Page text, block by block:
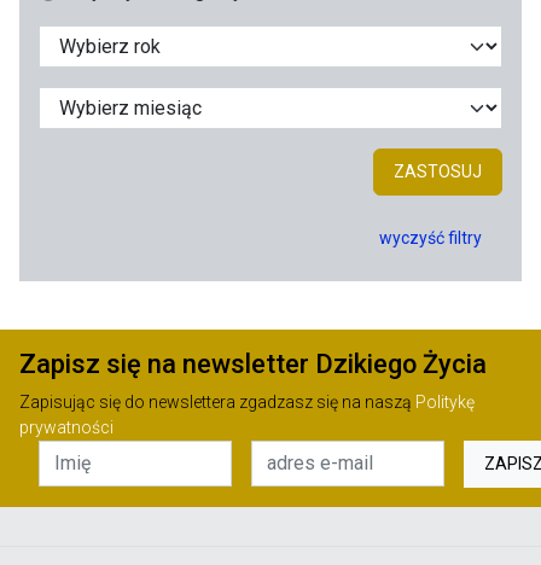
ZASTOSUJ
wyczyść filtry
Zapisz się na newsletter Dzikiego Życia
Zapisując się do newslettera zgadzasz się na naszą Politykę
prywatności